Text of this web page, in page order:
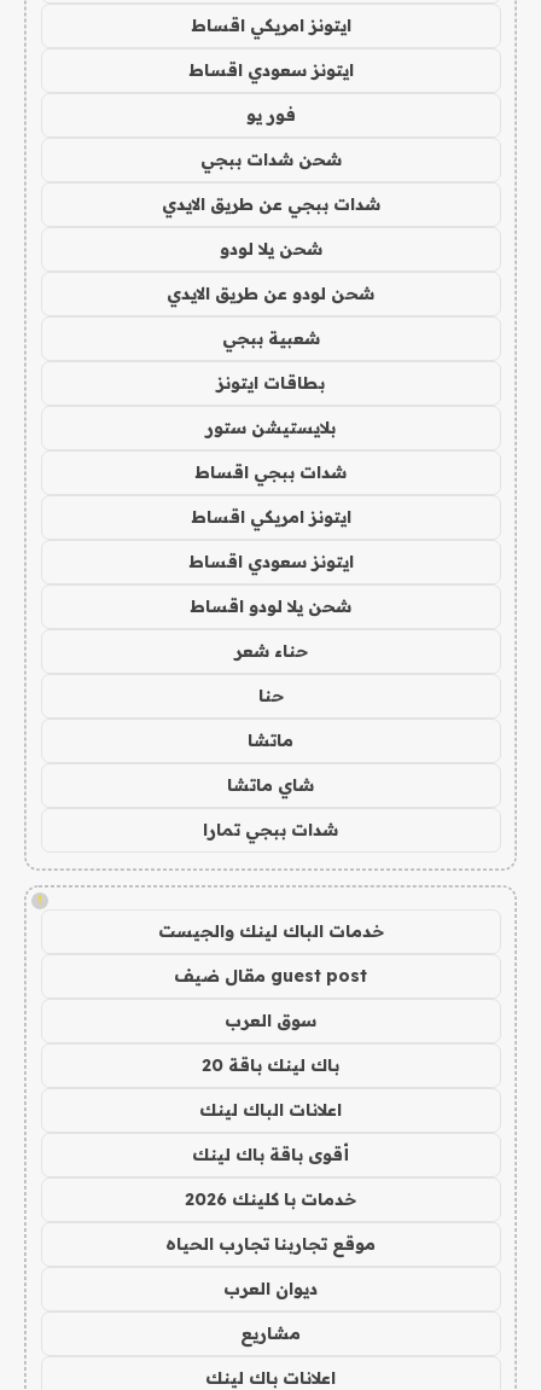
ايتونز امريكي اقساط
ايتونز سعودي اقساط
فور يو
شحن شدات ببجي
شدات ببجي عن طريق الايدي
شحن يلا لودو
شحن لودو عن طريق الايدي
شعبية ببجي
بطاقات ايتونز
بلايستيشن ستور
شدات ببجي اقساط
ايتونز امريكي اقساط
ايتونز سعودي اقساط
شحن يلا لودو اقساط
حناء شعر
حنا
ماتشا
شاي ماتشا
شدات ببجي تمارا
!
خدمات الباك لينك والجيست
guest post مقال ضيف
سوق العرب
باك لينك باقة 20
اعلانات الباك لينك
أقوى باقة باك لينك
خدمات با كلينك 2026
موقع تجاربنا تجارب الحياه
ديوان العرب
مشاريع
اعلانات باك لينك